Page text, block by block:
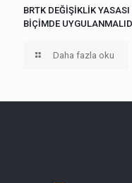
BRTK DEĞİŞİKLİK
BİÇİMDE
Daha fazla oku